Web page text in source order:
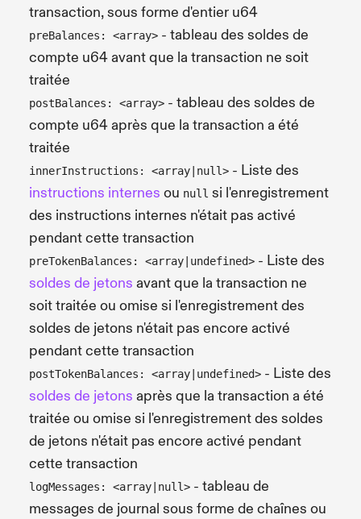
transaction, sous forme d'entier u64
preBalances: <array> - tableau des soldes de
compte u64 avant que la transaction ne soit
traitée
postBalances: <array> - tableau des soldes de
compte u64 après que la transaction a été
traitée
innerInstructions: <array|null> - Liste des
instructions internes ou null si l'enregistrement
des instructions internes n'était pas activé
pendant cette transaction
preTokenBalances: <array|undefined> - Liste des
soldes de jetons avant que la transaction ne
soit traitée ou omise si l'enregistrement des
soldes de jetons n'était pas encore activé
pendant cette transaction
postTokenBalances: <array|undefined> - Liste des
soldes de jetons après que la transaction a été
traitée ou omise si l'enregistrement des soldes
de jetons n'était pas encore activé pendant
cette transaction
logMessages: <array|null> - tableau de
messages de journal sous forme de chaînes ou